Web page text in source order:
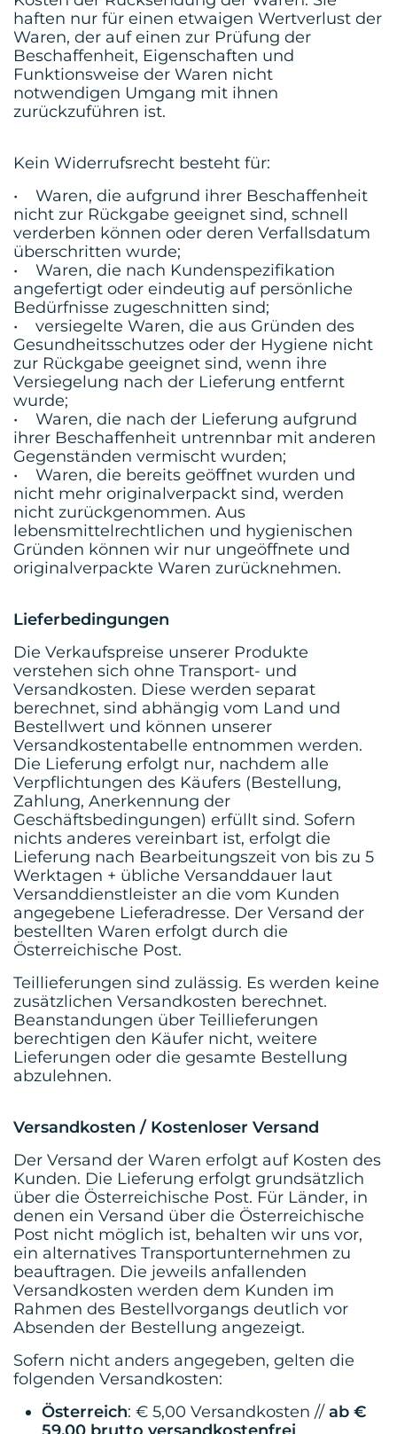
haften nur für einen etwaigen Wertverlust der
Waren, der auf einen zur Prüfung der
Beschaffenheit, Eigenschaften und
Funktionsweise der Waren nicht
notwendigen Umgang mit ihnen
zurückzuführen ist.
Kein Widerrufsrecht besteht für:
• Waren, die aufgrund ihrer Beschaffenheit
nicht zur Rückgabe geeignet sind, schnell
verderben können oder deren Verfallsdatum
überschritten wurde;
• Waren, die nach Kundenspezifikation
angefertigt oder eindeutig auf persönliche
Bedürfnisse zugeschnitten sind;
• versiegelte Waren, die aus Gründen des
Gesundheitsschutzes oder der Hygiene nicht
zur Rückgabe geeignet sind, wenn ihre
Versiegelung nach der Lieferung entfernt
wurde;
• Waren, die nach der Lieferung aufgrund
ihrer Beschaffenheit untrennbar mit anderen
Gegenständen vermischt wurden;
• Waren, die bereits geöffnet wurden und
nicht mehr originalverpackt sind, werden
nicht zurückgenommen. Aus
lebensmittelrechtlichen und hygienischen
Gründen können wir nur ungeöffnete und
originalverpackte Waren zurücknehmen.
Lieferbedingungen
Die Verkaufspreise unserer Produkte
verstehen sich ohne Transport- und
Versandkosten. Diese werden separat
berechnet, sind abhängig vom Land und
Bestellwert und können unserer
Versandkostentabelle entnommen werden.
Die Lieferung erfolgt nur, nachdem alle
Verpflichtungen des Käufers (Bestellung,
Zahlung, Anerkennung der
Geschäftsbedingungen) erfüllt sind. Sofern
nichts anderes vereinbart ist, erfolgt die
Lieferung nach Bearbeitungszeit von bis zu 5
Werktagen + übliche Versanddauer laut
Versanddienstleister an die vom Kunden
angegebene Lieferadresse. Der Versand der
bestellten Waren erfolgt durch die
Österreichische Post.
Teillieferungen sind zulässig. Es werden keine
zusätzlichen Versandkosten berechnet.
Beanstandungen über Teillieferungen
berechtigen den Käufer nicht, weitere
Lieferungen oder die gesamte Bestellung
abzulehnen.
Versandkosten / Kostenloser Versand
Der Versand der Waren erfolgt auf Kosten des
Kunden. Die Lieferung erfolgt grundsätzlich
über die Österreichische Post. Für Länder, in
denen ein Versand über die Österreichische
Post nicht möglich ist, behalten wir uns vor,
ein alternatives Transportunternehmen zu
beauftragen. Die jeweils anfallenden
Versandkosten werden dem Kunden im
Rahmen des Bestellvorgangs deutlich vor
Absenden der Bestellung angezeigt.
Sofern nicht anders angegeben, gelten die
folgenden Versandkosten:
Österreich: € 5,00 Versandkosten // ab €